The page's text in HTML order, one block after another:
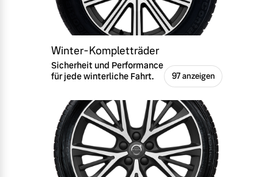
Winter-Kompletträder
Sicherheit und Performance
für jede winterliche Fahrt.
97 anzeigen